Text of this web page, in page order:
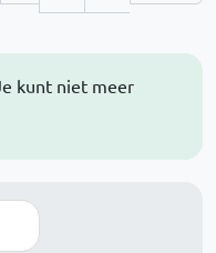
kunt niet meer